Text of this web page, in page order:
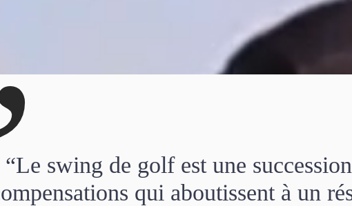
“Le swing de golf est une
qui aboutissent à un